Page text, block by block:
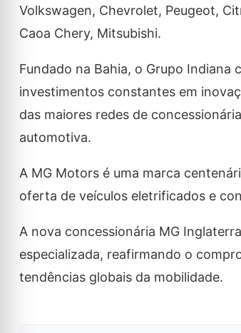
Volkswagen, Chevrolet, Peugeot,
Caoa Chery, Mitsubishi.
Fundado na Bahia, o Grupo
investimentos constantes em
das maiores redes de
automotiva.
A MG Motors é uma marca
oferta de veículos eletrificados e
A nova concessionária MG
especializada, reafirmando o
tendências globais da mobilidade.